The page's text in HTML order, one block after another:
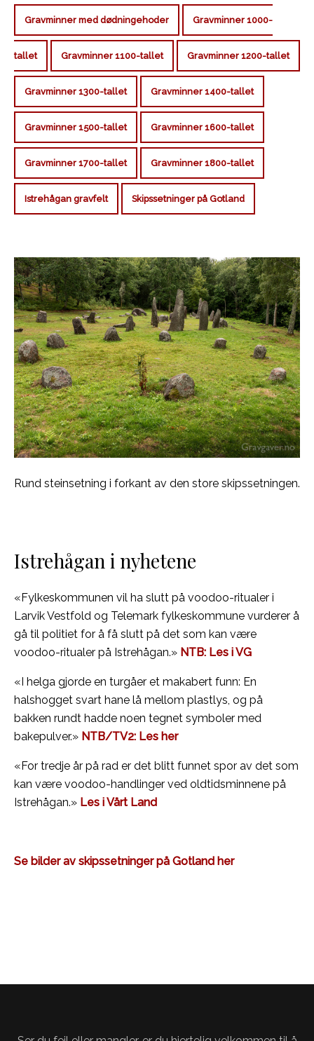
Gravminner med dødningehoder Gravminner 1000-
tallet Gravminner 1100-tallet Gravminner 1200-tallet
Gravminner 1300-tallet Gravminner 1400-tallet
Gravminner 1500-tallet Gravminner 1600-tallet
Gravminner 1700-tallet Gravminner 1800-tallet
Istrehågan gravfelt Skipssetninger på Gotland
Rund steinsetning i forkant av den store skipssetningen.
Istrehågan i nyhetene
«Fylkeskommunen vil ha slutt på voodoo-ritualer i
Larvik Vestfold og Telemark fylkeskommune vurderer å
gå til politiet for å få slutt på det som kan være
voodoo-ritualer på Istrehågan.» NTB: Les i VG
«I helga gjorde en turgåer et makabert funn: En
halshogget svart hane lå mellom plastlys, og på
bakken rundt hadde noen tegnet symboler med
bakepulver.» NTB/TV2: Les her
«For tredje år på rad er det blitt funnet spor av det som
kan være voodoo-handlinger ved oldtidsminnene på
Istrehågan.» Les i Vårt Land
Se bilder av skipssetninger på Gotland her